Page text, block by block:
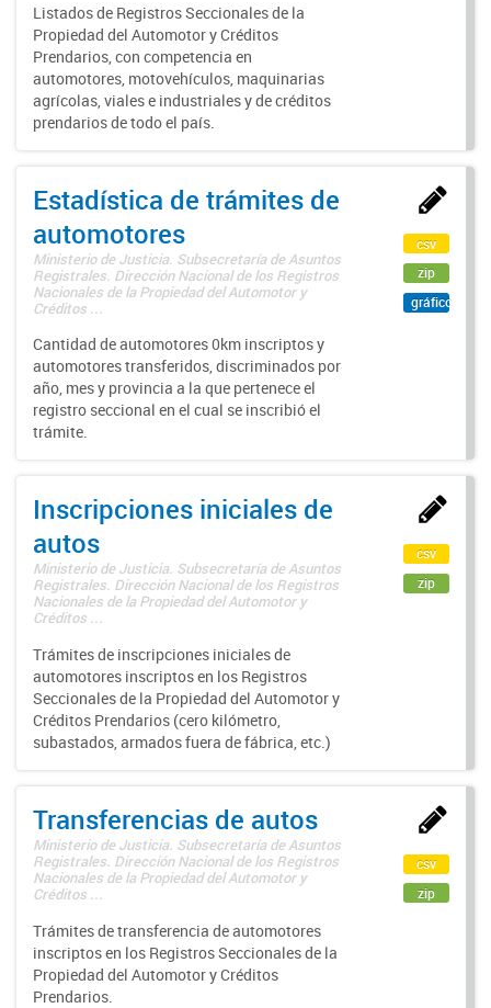
Listados de Registros Seccionales de la
Propiedad del Automotor y Créditos
Prendarios, con competencia en
automotores, motovehículos, maquinarias
agrícolas, viales e industriales y de créditos
prendarios de todo el país.
Estadística de trámites de
automotores
Ministerio de Justicia. Subsecretaría de Asuntos
Registrales. Dirección Nacional de los Registros
Nacionales de la Propiedad del Automotor y
Créditos ...
Cantidad de automotores 0km inscriptos y
automotores transferidos, discriminados por
año, mes y provincia a la que pertenece el
registro seccional en el cual se inscribió el
trámite.
csv
zip
gráfico
Inscripciones iniciales de
autos
Ministerio de Justicia. Subsecretaría de Asuntos
Registrales. Dirección Nacional de los Registros
Nacionales de la Propiedad del Automotor y
Créditos ...
Trámites de inscripciones iniciales de
automotores inscriptos en los Registros
Seccionales de la Propiedad del Automotor y
Créditos Prendarios (cero kilómetro,
subastados, armados fuera de fábrica, etc.)
csv
zip
Transferencias de autos
Ministerio de Justicia. Subsecretaría de Asuntos
Registrales. Dirección Nacional de los Registros
Nacionales de la Propiedad del Automotor y
Créditos ...
Trámites de transferencia de automotores
inscriptos en los Registros Seccionales de la
Propiedad del Automotor y Créditos
Prendarios.
csv
zip